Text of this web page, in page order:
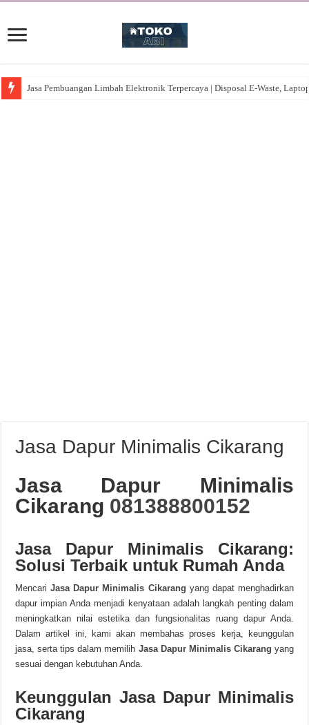
Jasa Pembuangan Limbah Elektronik Terpercaya | Disposal E-Waste,
Jasa Dapur Minimalis Cikarang
Jasa Dapur Minimalis
Cikarang 081388800152
Jasa Dapur Minimalis Cikarang:
Solusi Terbaik untuk Rumah Anda
MencariJasa Dapur Minimalis Cikarang yang dapat menghadirkan
dapur impian Anda menjadi kenyataan adalah langkah penting dalam
meningkatkan nilai estetika dan fungsionalitas ruang dapur Anda.
Dalam artikel ini, kami akan membahas proses kerja, keunggulan
jasa, serta tips dalam memilih Jasa Dapur Minimalis Cikarang yang
sesuai dengan kebutuhan Anda.
Keunggulan Jasa Dapur Minimalis
Cikarang